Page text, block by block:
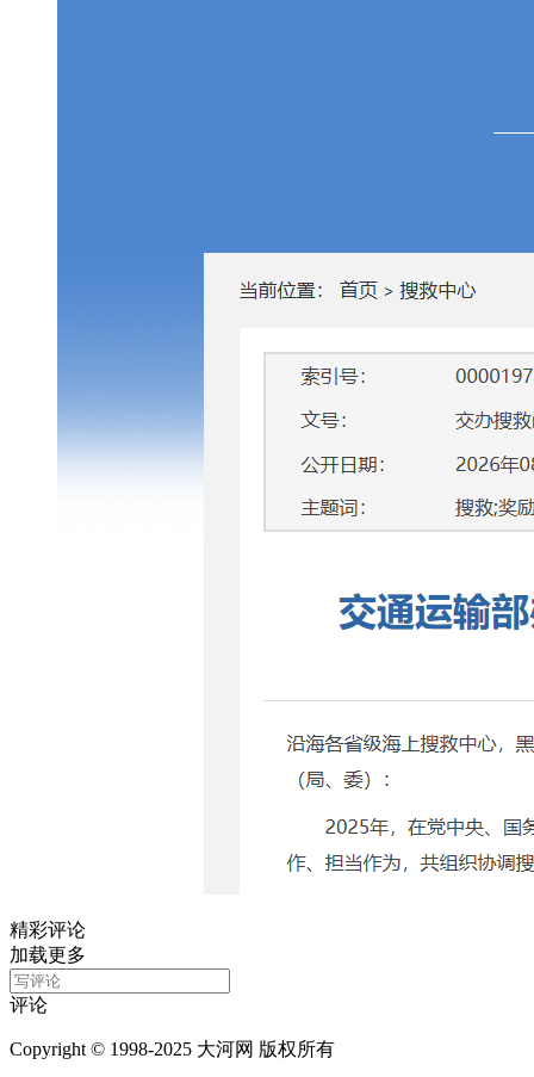
精彩评论
加载更多
评论
Copyright © 1998-2025 大河网 版权所有